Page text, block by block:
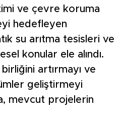
ve çevre koruma
hedefleyen
su arıtma tesisleri ve
konular ele alındı.
artırmayı ve
geliştirmeyi
mevcut projelerin